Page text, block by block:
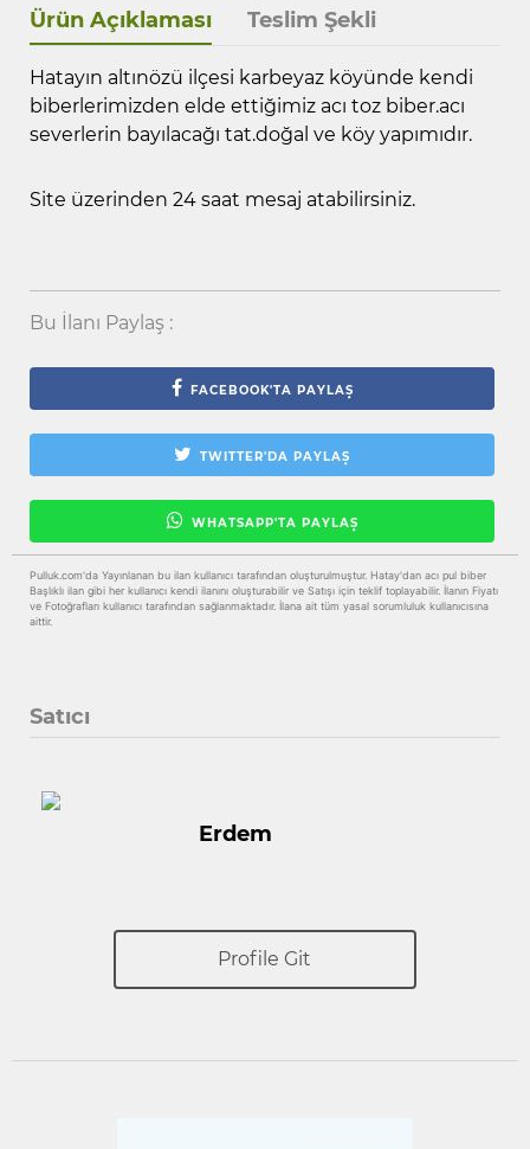
Ürün Açıklaması Teslim Şekli
Hatayın altınözü ilçesi karbeyaz köyünde kendi
biberlerimizden elde ettiğimiz acı toz biber.acı
severlerin bayılacağı tat.doğal ve köy yapımıdır.
Site üzerinden 24 saat mesaj atabilirsiniz.
Bu İlanı Paylaş :
FACEBOOK'TA PAYLAŞ
TWITTER'DA PAYLAŞ
WHATSAPP'TA PAYLAŞ
Pulluk.com'da Yayınlanan bu ilan kullanıcı tarafından oluşturulmuştur. Hatay'dan acı pul biber
Başlıklı ilan gibi her kullanıcı kendi ilanını oluşturabilir ve Satışı için teklif toplayabilir. İlanın Fiyatı
ve Fotoğrafları kullanıcı tarafından sağlanmaktadır. İlana ait tüm yasal sorumluluk kullanıcısına
aittir.
Satıcı
Erdem
Profile Git